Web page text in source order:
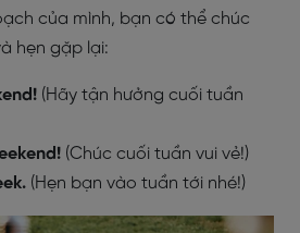
của mình, bạn có thể chúc
hẹn gặp lại:
(Hãy tận hưởng cuối tuần
(Chúc cuối tuần vui vẻ!)
(Hẹn bạn vào tuần tới nhé!)